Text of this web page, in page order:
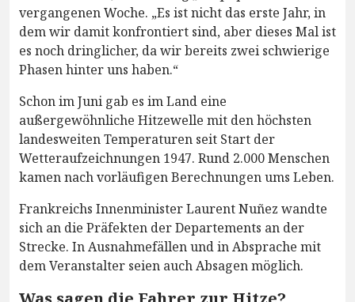
vergangenen Woche. „Es ist nicht das erste Jahr, in
dem wir damit konfrontiert sind, aber dieses Mal ist
es noch dringlicher, da wir bereits zwei schwierige
Phasen hinter uns haben.“
Schon im Juni gab es im Land eine
außergewöhnliche Hitzewelle mit den höchsten
landesweiten Temperaturen seit Start der
Wetteraufzeichnungen 1947. Rund 2.000 Menschen
kamen nach vorläufigen Berechnungen ums Leben.
Frankreichs Innenminister Laurent Nuñez wandte
sich an die Präfekten der Departements an der
Strecke. In Ausnahmefällen und in Absprache mit
dem Veranstalter seien auch Absagen möglich.